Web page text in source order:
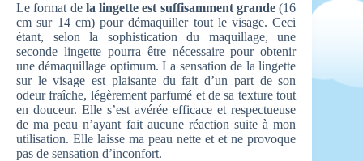
Le format dela lingette est suffisamment grande (16
cm sur 14 cm) pour démaquiller tout le visage. Ceci
étant, selon la sophistication du maquillage, une
seconde lingette pourra être nécessaire pour obtenir
une démaquillage optimum. La sensation de la lingette
sur le visage est plaisante du fait d’un part de son
odeur fraîche, légèrement parfumé et de sa texture tout
en douceur. Elle s’est avérée efficace et respectueuse
de ma peau n’ayant fait aucune réaction suite à mon
utilisation. Elle laisse ma peau nette et et ne provoque
pas de sensation d’inconfort.